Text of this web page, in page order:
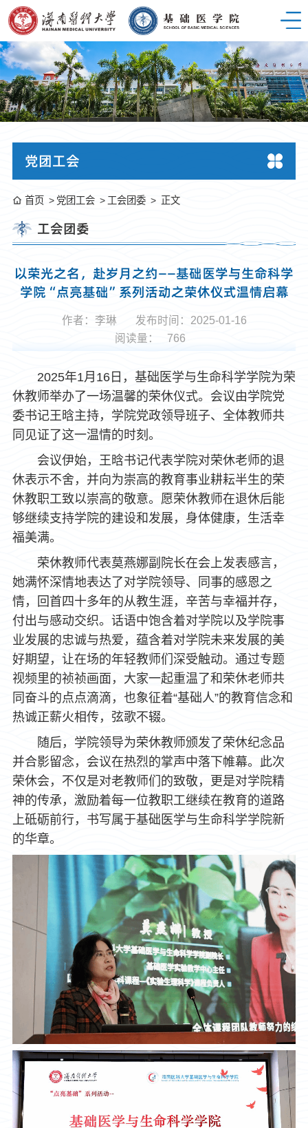
党团工会
首页 党团工会 工会团委 正文
工会团委
以荣光之名，赴岁月之约——基础医学与生命科学
学院“点亮基础”系列活动之荣休仪式温情启幕
作者：李琳
发布时间：2025-01-16
阅读量：
766
2025年1月16日，基础医学与生命科学学院为荣
休教师举办了一场温馨的荣休仪式。会议由学院党
委书记王晗主持，学院党政领导班子、全体教师共
同见证了这一温情的时刻。
会议伊始，王晗书记代表学院对荣休老师的退
休表示不舍，并向为崇高的教育事业耕耘半生的荣
休教职工致以崇高的敬意。愿荣休教师在退休后能
够继续支持学院的建设和发展，身体健康，生活幸
福美满。
荣休教师代表莫燕娜副院长在会上发表感言，
她满怀深情地表达了对学院领导、同事的感恩之
情，回首四十多年的从教生涯，辛苦与幸福并存，
付出与感动交织。话语中饱含着对学院以及学院事
业发展的忠诚与热爱，蕴含着对学院未来发展的美
好期望，让在场的年轻教师们深受触动。通过专题
视频里的祯祯画面，大家一起重温了和荣休老师共
同奋斗的点点滴滴，也象征着“基础人”的教育信念和
热诚正薪火相传，弦歌不辍。
随后，学院领导为荣休教师颁发了荣休纪念品
并合影留念，会议在热烈的掌声中落下帷幕。此次
荣休会，不仅是对老教师们的致敬，更是对学院精
神的传承，激励着每一位教职工继续在教育的道路
上砥砺前行，书写属于基础医学与生命科学学院新
的华章。